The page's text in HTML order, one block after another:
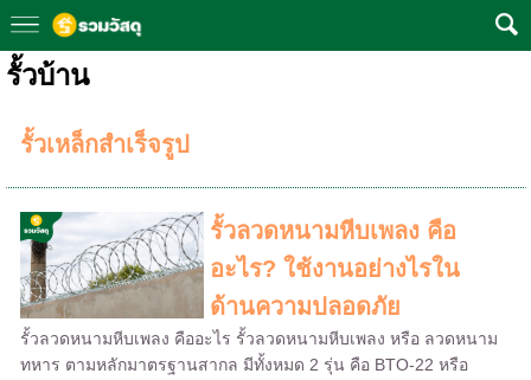
รั้วบ้าน
รั้วเหล็กสำเร็จรูป
รั้วลวดหนามหีบเพลง คือ
อะไร? ใช้งานอย่างไรใน
ด้านความปลอดภัย
รั้วลวดหนามหีบเพลง คืออะไร รั้วลวดหนามหีบเพลง หรือ ลวดหนาม
ทหาร ตามหลักมาตรฐานสากล มีทั้งหมด 2 รุ่น คือ BTO-22 หรือ